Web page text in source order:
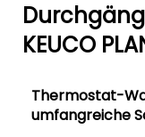
KEUCO
Thermostat-
umfangreiche